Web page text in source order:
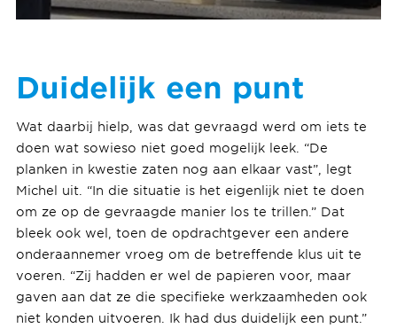
Duidelijk een punt
Wat daarbij hielp, was dat gevraagd werd om iets te
doen wat sowieso niet goed mogelijk leek. “De
planken in kwestie zaten nog aan elkaar vast”, legt
Michel uit. “In die situatie is het eigenlijk niet te doen
om ze op de gevraagde manier los te trillen.” Dat
bleek ook wel, toen de opdrachtgever een andere
onderaannemer vroeg om de betreffende klus uit te
voeren. “Zij hadden er wel de papieren voor, maar
gaven aan dat ze die specifieke werkzaamheden ook
niet konden uitvoeren. Ik had dus duidelijk een punt.”